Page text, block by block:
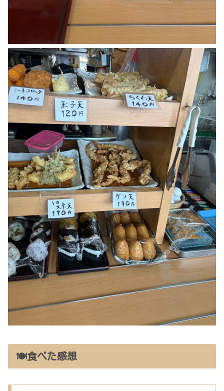
🍽️食べた感想